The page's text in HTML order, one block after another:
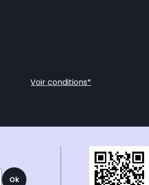
Voir conditions*
Ok